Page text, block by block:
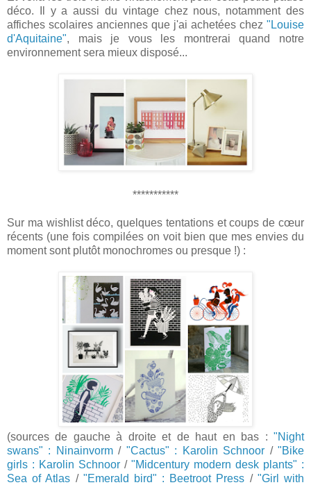
déco. Il y a aussi du vintage chez nous, notamment des
affiches scolaires anciennes que j'ai achetées chez "Louise
d'Aquitaine", mais je vous les montrerai quand notre
environnement sera mieux disposé...
***********
Sur ma wishlist déco, quelques tentations et coups decœur
récents (une fois compilées on voit bien que mes envies du
moment sont plutôt monochromes ou presque !) :
(sources de gauche à droite et de haut en bas : "Night
swans" : Ninainvorm/ "Cactus" : Karolin Schnoor /"Bike
girls : Karolin Schnoor / "Midcentury modern desk plants" :
Sea of Atlas / "Emerald bird" : Beetroot Press / "Girl with